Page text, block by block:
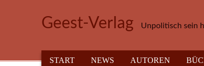
Geest-Verlag Unpolitisch sein
HAUPTMENÜ
START NEWS AUTOREN